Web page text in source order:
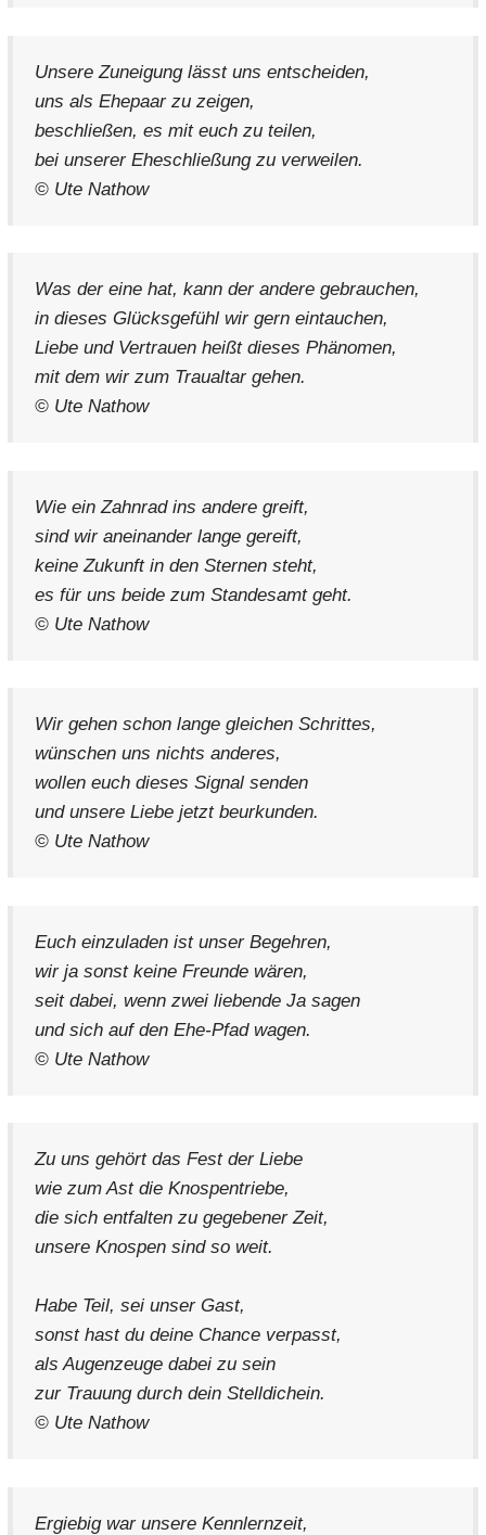
Unsere Zuneigung lässt uns entscheiden,
uns als Ehepaar zu zeigen,
beschließen, es mit euch zu teilen,
bei unserer Eheschließung zu verweilen.
© Ute Nathow
Was der eine hat, kann der andere gebrauchen,
in dieses Glücksgefühl wir gern eintauchen,
Liebe und Vertrauen heißt dieses Phänomen,
mit dem wir zum Traualtar gehen.
© Ute Nathow
Wie ein Zahnrad ins andere greift,
sind wir aneinander lange gereift,
keine Zukunft in den Sternen steht,
es für uns beide zum Standesamt geht.
© Ute Nathow
Wir gehen schon lange gleichen Schrittes,
wünschen uns nichts anderes,
wollen euch dieses Signal senden
und unsere Liebe jetzt beurkunden.
© Ute Nathow
Euch einzuladen ist unser Begehren,
wir ja sonst keine Freunde wären,
seit dabei, wenn zwei liebende Ja sagen
und sich auf den Ehe-Pfad wagen.
© Ute Nathow
Zu uns gehört das Fest der Liebe
wie zum Ast die Knospentriebe,
die sich entfalten zu gegebener Zeit,
unsere Knospen sind so weit.
Habe Teil, sei unser Gast,
sonst hast du deine Chance verpasst,
als Augenzeuge dabei zu sein
zur Trauung durch dein Stelldichein.
© Ute Nathow
Ergiebig war unsere Kennlernzeit,